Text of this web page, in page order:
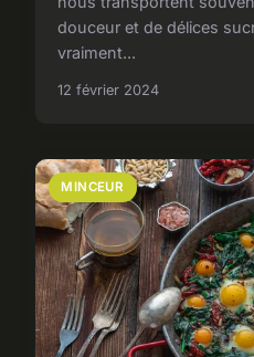
douceur et de délices
vraiment...
12 février 2024
MINCEUR